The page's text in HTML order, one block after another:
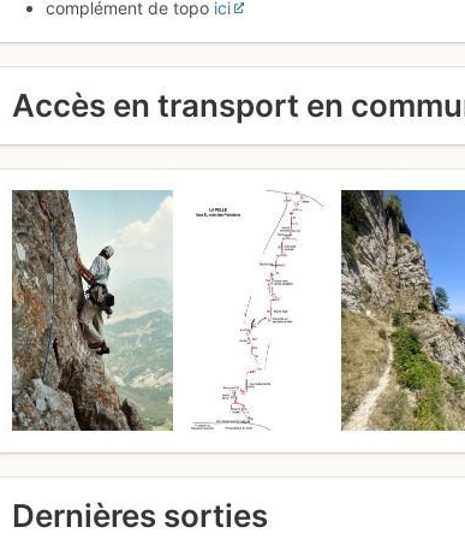
complément de topo ici
Accès en transport en
Dernières sorties